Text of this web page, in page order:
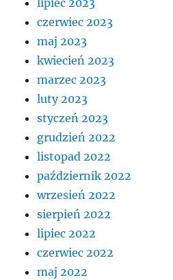
czerwiec 2023
maj 2023
kwiecień 2023
marzec 2023
luty 2023
styczeń 2023
grudzień 2022
listopad 2022
październik 2022
wrzesień 2022
sierpień 2022
lipiec 2022
czerwiec 2022
maj 2022